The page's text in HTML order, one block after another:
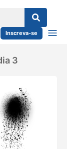
Inscreva-se
3